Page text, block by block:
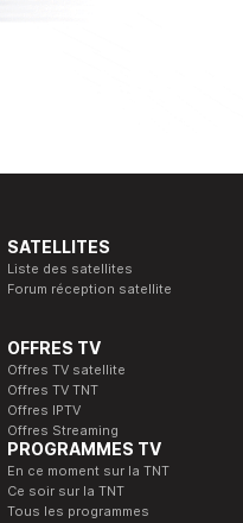
SATELLITES
Liste des satellites
Forum réception satellite
OFFRES TV
Offres TV satellite
Offres TV TNT
Offres IPTV
Offres Streaming
PROGRAMMES TV
En ce moment sur la TNT
Ce soir sur la TNT
Tous les programmes